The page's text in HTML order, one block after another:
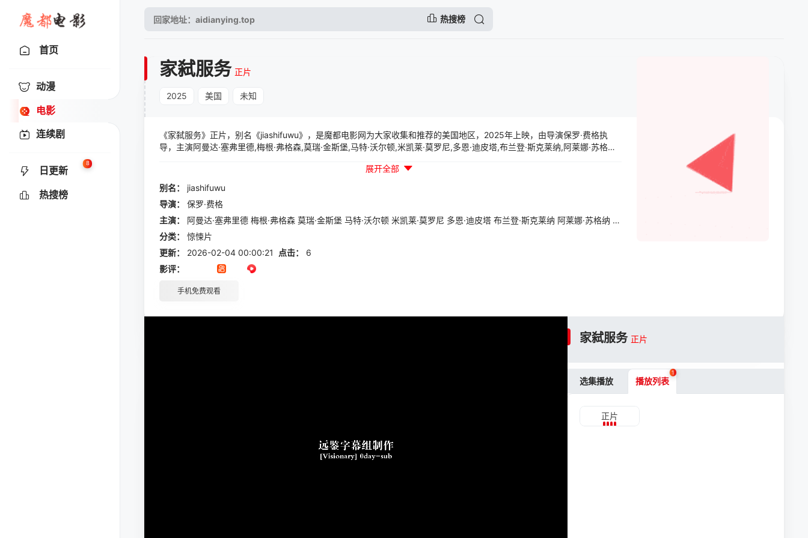
热搜榜
首页
动漫
电影
连续剧
日更新
8
热搜榜
家弑服务 正片
2025 美国 未知
《家弑服务》正片，别名《jiashifuwu》，是魔都电影网为大家收集和推荐的美国地区，2025年上映，由导演保罗·费格执
导，主演阿曼达·塞弗里德,梅根·弗格森,莫瑞·金斯堡,马特·沃尔顿,米凯莱·莫罗尼,多恩·迪皮塔,布兰登·斯克莱纳,阿莱娜·苏格纳,
展开全部
别名：
jiashifuwu
导演：
保罗·费格
主演：
阿曼达·塞弗里德 梅根·弗格森 莫瑞·金斯堡 马特·沃尔顿 米凯莱·莫罗尼 多恩·迪皮塔 布兰登·斯克莱纳 阿莱娜·苏格纳 西德尼·斯维尼
分类：
惊悚片
更新：
2026-02-04 00:00:21 点击：
6
影评：
手机免费观看
家弑服务 正片
选集播放 播放列表
1
正片